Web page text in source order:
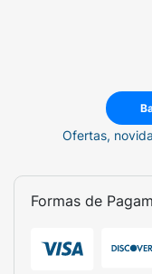
Ofertas,
Formas de